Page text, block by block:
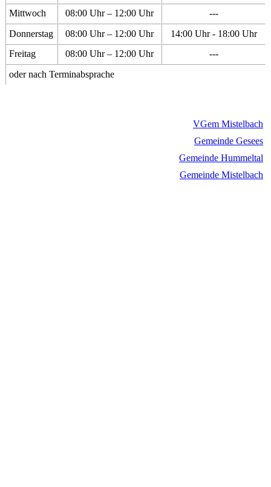
Mittwoch
08:00 Uhr – 12:00 Uhr
---
Donnerstag
08:00 Uhr – 12:00 Uhr
14:00 Uhr - 18:00 Uhr
Freitag
08:00 Uhr – 12:00 Uhr
---
oder nach Terminabsprache
VGem Mistelbach
Gemeinde Gesees
Gemeinde Hummeltal
Gemeinde Mistelbach